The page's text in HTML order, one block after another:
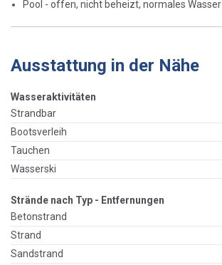
Pool - offen, nicht beheizt, normales Wasser
Ausstattung in der Nähe
Wasseraktivitäten
Strandbar
Bootsverleih
Tauchen
Wasserski
Strände nach Typ - Entfernungen
Betonstrand
Strand
Sandstrand